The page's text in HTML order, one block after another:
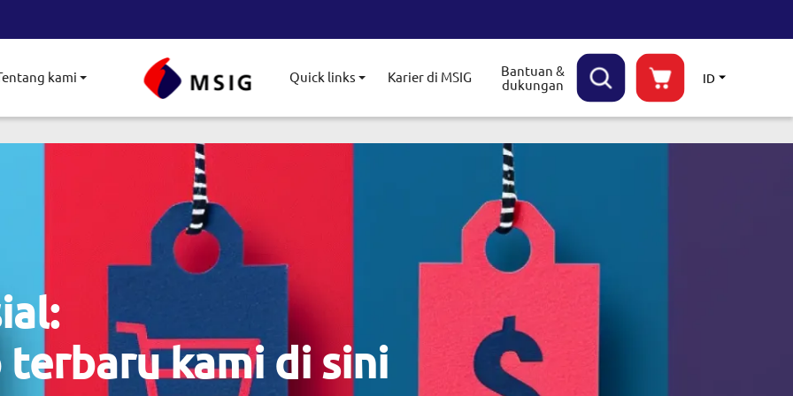
submenu
kami
Toggle submenu
Quick links
Toggle submenu
Karier di MSIG
Bantuan &
dukungan
ID
kami di sini